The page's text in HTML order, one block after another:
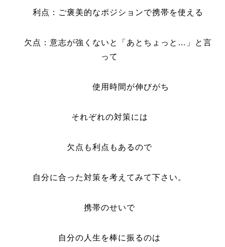
利点：ご褒美的なポジションで携帯を使える
欠点：意志が強くないと「あとちょっと…」と言
って
使用時間が伸びがち
それぞれの対策には
欠点も利点もあるので
自分に合った対策を考えてみて下さい。
携帯のせいで
自分の人生を棒に振るのは